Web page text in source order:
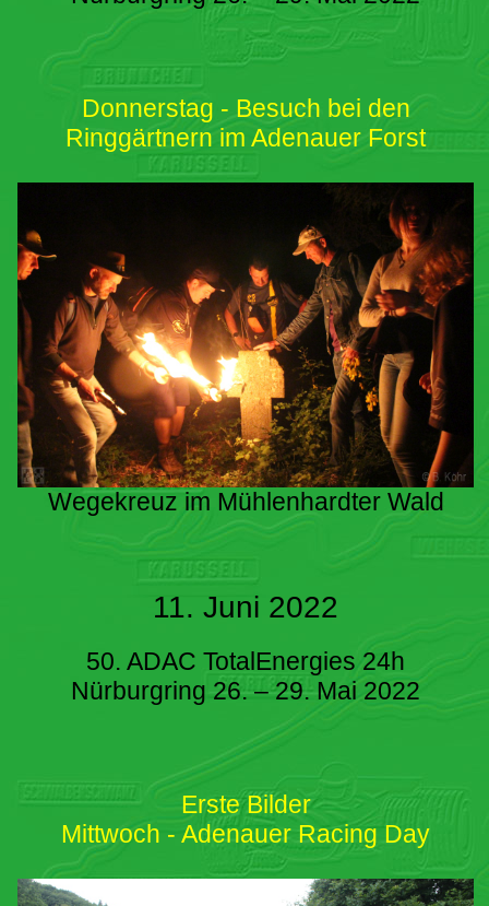
Donnerstag - Besuch bei den
Ringgärtnern im Adenauer Forst
Wegekreuz im Mühlenhardter Wald
11. Juni 2022
50. ADAC TotalEnergies 24h
Nürburgring 26. – 29. Mai 2022
Erste Bilder
Mittwoch - Adenauer Racing Day